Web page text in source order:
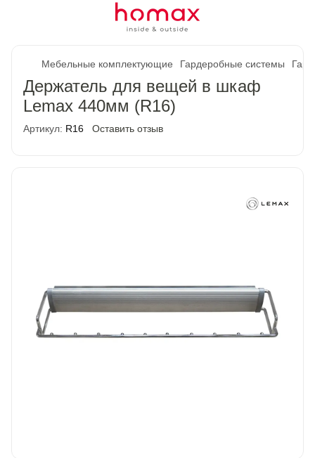
Мебельные комплектующие Гардеробные системы
Держатель для вещей в шкаф
Lemax 440мм (R16)
Артикул: R16 Оставить отзыв